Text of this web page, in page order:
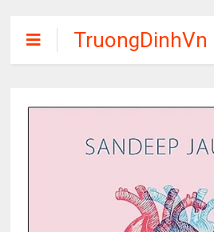
TruongDinhVn
Chia sẽ ebook,
phần mềm học
tập miễn phí